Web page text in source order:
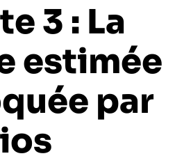
3 : La
estimée
par